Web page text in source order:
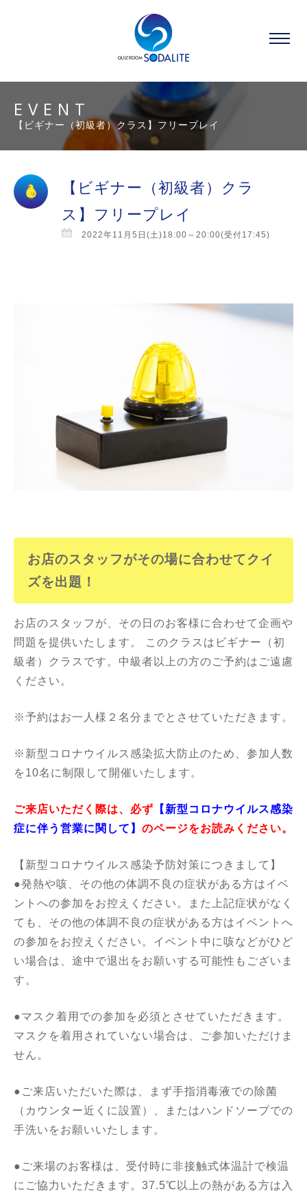
EVENT
【ビギナー（初級者）クラス】フリープレイ
【ビギナー（初級者）クラ
ス】フリープレイ
2022年11月5日(土)18:00～20:00(受付17:45)
お店のスタッフがその場に合わせてクイ
ズを出題！
お店のスタッフが、その日のお客様に合わせて企画や
問題を提供いたします。 このクラスはビギナー（初
級者）クラスです。中級者以上の方のご予約はご遠慮
ください。
※予約はお一人様２名分までとさせていただきます。
※新型コロナウイルス感染拡大防止のため、参加人数
を10名に制限して開催いたします。
ご来店いただく際は、必ず 【 新型コロナウイルス感染
症に伴う営業に関して 】 のページをお読みください。
【新型コロナウイルス感染予防対策につきまして】
●発熱や咳、その他の体調不良の症状がある方はイベ
ントへの参加をお控えください。また上記症状がなく
ても、その他の体調不良の症状がある方はイベントへ
の参加をお控えください。イベント中に咳などがひど
い場合は、途中で退出をお願いする可能性もございま
す。
●マスク着用での参加を必須とさせていただきます。
マスクを着用されていない場合は、ご参加いただけま
せん。
●ご来店いただいた際は、まず手指消毒液での除菌
（カウンター近くに設置）、またはハンドソープでの
手洗いをお願いいたします。
●ご来場のお客様は、受付時に非接触式体温計で検温
にご協力いただきます。37.5℃以上の熱がある方は入